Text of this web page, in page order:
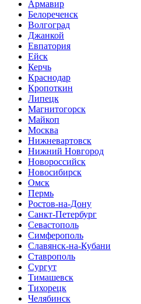
Армавир
Белореченск
Волгоград
Джанкой
Евпатория
Ейск
Керчь
Краснодар
Кропоткин
Липецк
Магнитогорск
Майкоп
Москва
Нижневартовск
Нижний Новгород
Новороссийск
Новосибирск
Омск
Пермь
Ростов-на-Дону
Санкт-Петербург
Севастополь
Симферополь
Славянск-на-Кубани
Ставрополь
Сургут
Тимашевск
Тихорецк
Челябинск